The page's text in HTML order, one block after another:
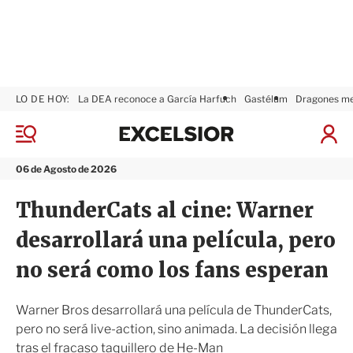
M
n
06 de Agosto de 2026
LO DE HOY: La DEA reconoce a García Harfuch Gastélum Dragones
I
S
ó
n
x
s
o
r
ThunderCats al cine: Warner
desarrollará una película, pero
no será como los fans esperan
Warner Bros desarrollará una película de ThunderCats,
pero no será live-action, sino animada. La decisión llega
tras el fracaso taquillero de He-Man